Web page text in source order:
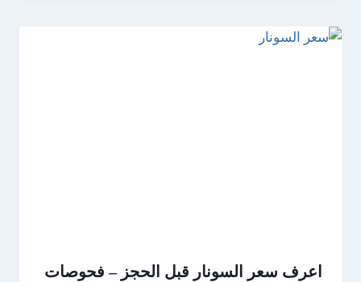
اعرف سعر السونار قبل الحجز – فحوصات